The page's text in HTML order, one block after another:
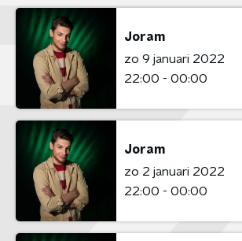
Joram
zo 9 januari 2022
22:00 - 00:00
Joram
zo 2 januari 2022
22:00 - 00:00